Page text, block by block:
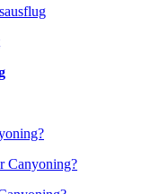
Canyoning?